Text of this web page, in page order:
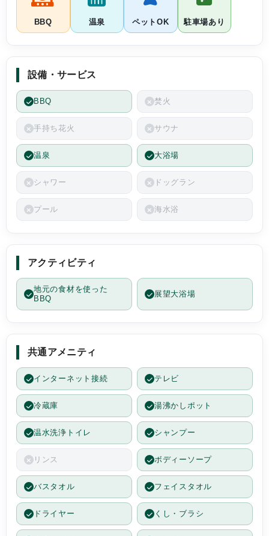
BBQ 温泉 ペットOK 駐車場あり
設備・サービス
BBQ 焚火
手持ち花火 サウナ
温泉 大浴場
シャワー ドッグラン
プール 海水浴
アクティビティ
地元の食材を使った
BBQ
展望大浴場
共通アメニティ
インターネット接続 テレビ
冷蔵庫 湯沸かしポット
温水洗浄トイレ シャンプー
リンス ボディーソープ
バスタオル フェイスタオル
ドライヤー くし・ブラシ